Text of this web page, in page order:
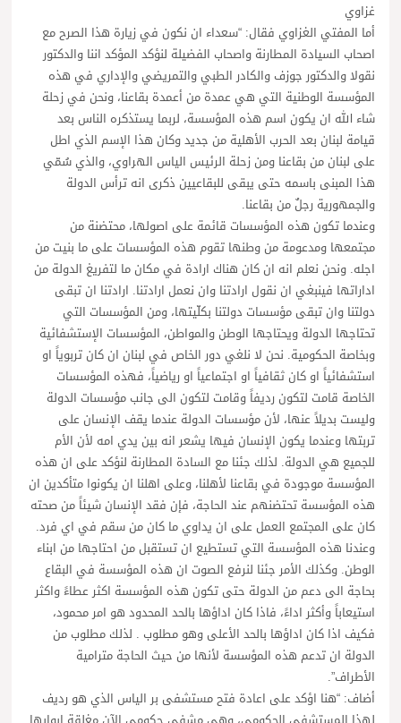
غزاوي
أما المفتي الغزاوي فقال: “سعداء ان نكون في زيارة هذا الصرح مع
اصحاب السيادة المطارنة واصحاب الفضيلة لنؤكد المؤكد اننا والدكتور
نقولا والدكتور جوزف والكادر الطبي والتمريضي والإداري في هذه
المؤسسة الوطنية التي هي عمدة من أعمدة بقاعنا، ونحن في زحلة
شاء الله ان يكون اسم هذه المؤسسة، لربما يستذكره الناس بعد
قيامة لبنان بعد الحرب الأهلية من جديد وكان هذا الإسم الذي اطل
على لبنان من بقاعنا ومن زحلة الرئيس الياس الهراوي، والذي سُمّي
هذا المبنى باسمه حتى يبقى للبقاعيين ذكرى انه ترأس الدولة
والجمهورية رجلٌ من بقاعنا.
وعندما تكون هذه المؤسسات قائمة على اصولها، محتضنة من
مجتمعها ومدعومة من وطنها تقوم هذه المؤسسات على ما بنيت من
اجله. ونحن نعلم انه ان كان هناك ارادة في مكان ما لتفريغ الدولة من
اداراتها فينبغي ان نقول ارادتنا وان نعمل ارادتنا. ارادتنا ان تبقى
دولتنا وان تبقى مؤسسات دولتنا بكلّيتها، ومن المؤسسات التي
تحتاجها الدولة ويحتاجها الوطن والمواطن، المؤسسات الإستشفائية
وبخاصة الحكومية. نحن لا نلغي دور الخاص في لبنان ان كان تربوياً او
استشفائياً او كان ثقافياً او اجتماعياً او رياضياً، فهذه المؤسسات
الخاصة قامت لتكون رديفاً وقامت لتكون الى جانب مؤسسات الدولة
وليست بديلاً عنها، لأن مؤسسات الدولة عندما يقف الإنسان على
تربتها وعندما يكون الإنسان فيها يشعر انه بين يدي امه لأن الأم
للجميع هي الدولة. لذلك جئنا مع السادة المطارنة لنؤكد على ان هذه
المؤسسة موجودة في بقاعنا لأهلنا، وعلى اهلنا ان يكونوا متأكدين ان
هذه المؤسسة تحتضنهم عند الحاجة، فإن فقد الإنسان شيئاً من صحته
كان على المجتمع العمل على ان يداوي ما كان من سقم في اي فرد.
وعندنا هذه المؤسسة التي تستطيع ان تستقبل من احتاجها من ابناء
الوطن. وكذلك الأمر جئنا لنرفع الصوت ان هذه المؤسسة في البقاع
بحاجة الى دعم من الدولة حتى تكون هذه المؤسسة اكثر عطاءً واكثر
استيعاباً وأكثر اداءً، فاذا كان اداؤها بالحد المحدود هو امر محمود،
فكيف اذا كان اداؤها بالحد الأعلى وهو مطلوب . لذلك مطلوب من
الدولة ان تدعم هذه المؤسسة لأنها من حيث الحاجة مترامية
الأطراف”.
أضاف: “هنا اؤكد على اعادة فتح مستشفى بر الياس الذي هو رديف